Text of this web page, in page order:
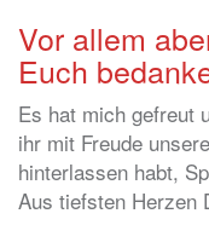
Vor allem
Euch
Es hat mich gefreut
ihr mit Freude
hinterlassen habt,
Aus tiefsten Herzen